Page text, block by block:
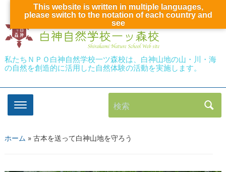
私たちＮＰＯ白神自然学校一ツ森校は、白神山地の山・川・海
の自然を創造的に活用した自然体験の活動を実施します。
検索
ホーム » 古本を送って白神山地を守ろう
This website is written in multiple languages,
please switch to the notation of each country and
see